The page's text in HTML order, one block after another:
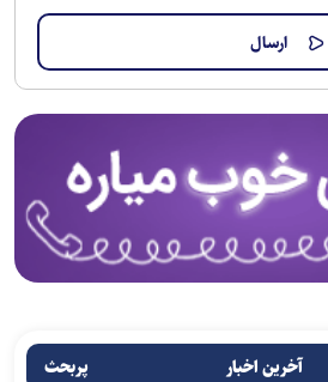
آخرین اخبار پربحث